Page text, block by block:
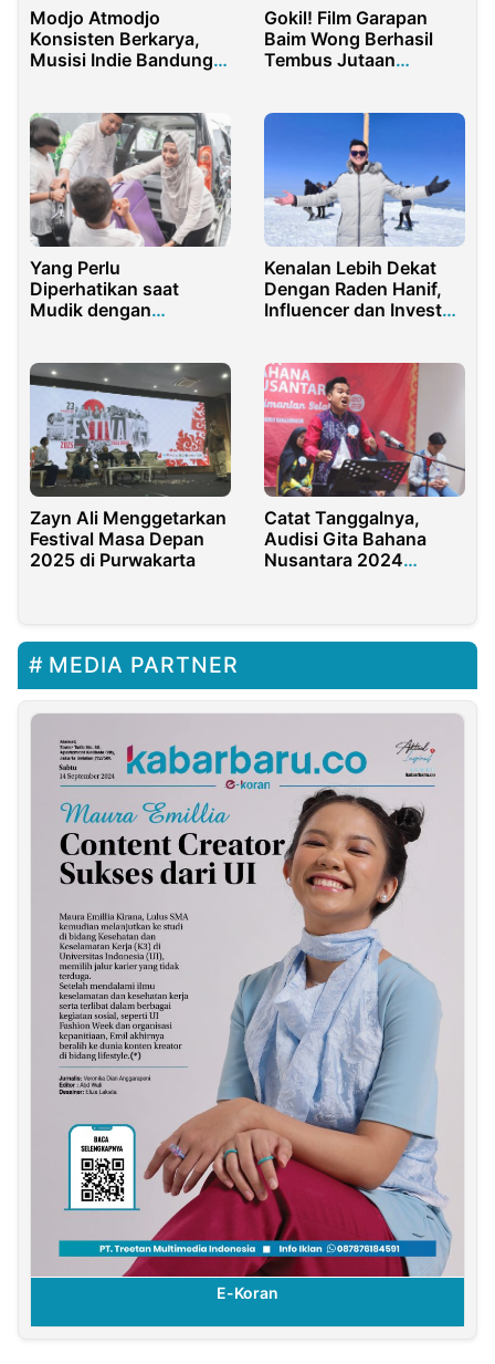
Modjo Atmodjo
Konsisten Berkarya,
Musisi Indie Bandung
Gokil! Film Garapan
Baim Wong Berhasil
Tembus Jutaan
Yang Perlu
Diperhatikan saat
Mudik dengan
Kenalan Lebih Dekat
Dengan Raden Hanif,
Influencer dan Investor
Zayn Ali Menggetarkan
Festival Masa Depan
2025 di Purwakarta
Catat Tanggalnya,
Audisi Gita Bahana
Nusantara 2024
MEDIA PARTNER
E-Koran